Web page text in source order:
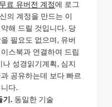
무료 유버전 계정에 로그
의 계정을 만드는 이
해 드릴 것입니다. 당
필요도 없으며, 유버
스북과 연결하여 드립
성경읽기계획, 심지
공유하는데 보다 빠르
다.
기. 동일한 기술